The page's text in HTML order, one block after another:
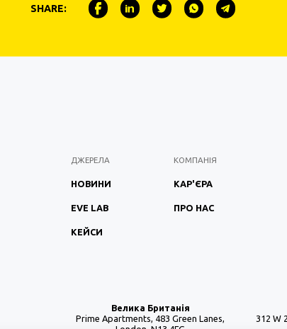
SHARE:
ДЖЕРЕЛА
НОВИНИ
EVE LAB
КЕЙСИ
КОМПАНІЯ
КАР'ЄРА
ПРО НАС
Велика Британія
Prime Apartments, 483 Green Lanes,
312 W